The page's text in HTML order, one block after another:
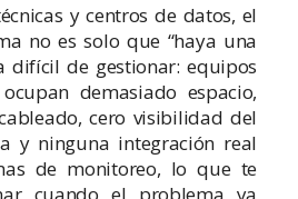
y centros de datos, el
no es solo que “haya una
difícil de gestionar: equipos
demasiado espacio,
cero visibilidad del
y ninguna integración real
de monitoreo, lo que te
cuando el problema ya